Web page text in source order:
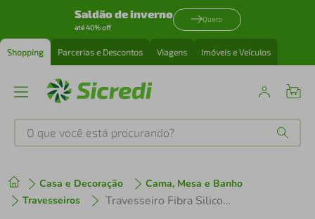
Saldão de inverno
até 40% off
Quero
Shopping Parcerias e Descontos Viagens Imóveis e Veículos
O que você está procurando?
Casa e Decoração
Cama, Mesa e Banho
Travesseiros
Travesseiro Fibra Siliconizada Plumasul 1223 30x40cm - Branco
1º tenis